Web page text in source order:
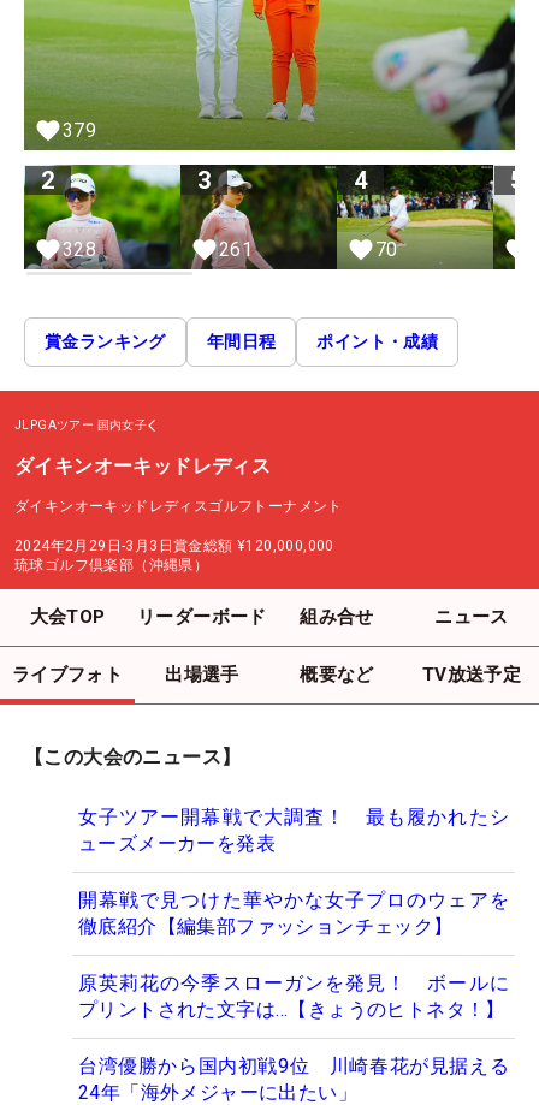
379
2
328
3
261
4
70
5
賞金ランキング 年間日程 ポイント・成績
JLPGAツアー 国内女子
ダイキンオーキッドレディス
ダイキンオーキッドレディスゴルフトーナメント
2024年2月29日-3月3日賞金総額 ¥120,000,000
琉球ゴルフ倶楽部（沖縄県）
大会TOP リーダーボード 組み合せ ニュース
ライブフォト 出場選手 概要など TV放送予定
【この大会のニュース】
女子ツアー開幕戦で大調査！ 最も履かれたシ
ューズメーカーを発表
開幕戦で見つけた華やかな女子プロのウェアを
徹底紹介【編集部ファッションチェック】
原英莉花の今季スローガンを発見！ ボールに
プリントされた文字は…【きょうのヒトネタ！】
台湾優勝から国内初戦9位 川崎春花が見据える
24年「海外メジャーに出たい」